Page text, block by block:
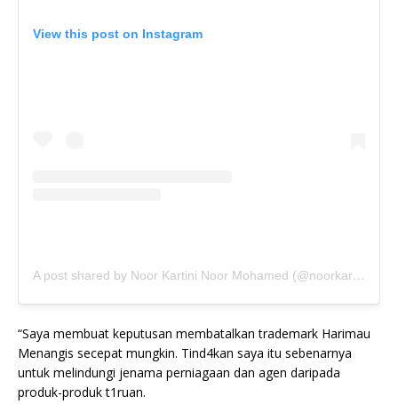
View this post on Instagram
A post shared by Noor Kartini Noor Mohamed (@noorkartini)
“Saya membuat keputusan membatalkan trademark Harimau
Menangis secepat mungkin. Tind4kan saya itu sebenarnya
untuk melindungi jenama perniagaan dan agen daripada
produk-produk t1ruan.